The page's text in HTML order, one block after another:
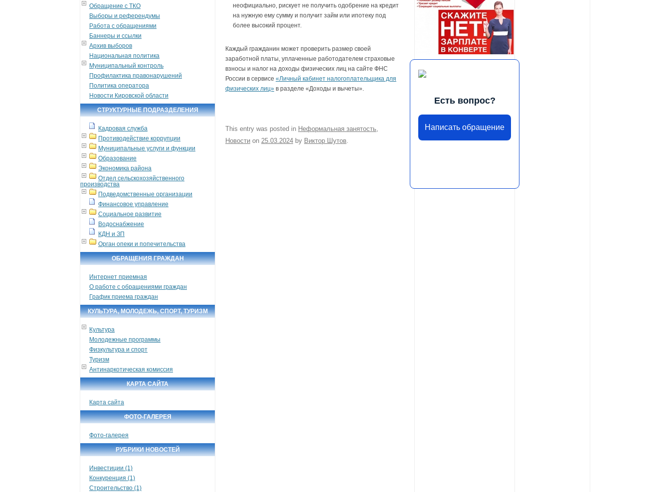
Обращение с ТКО
Выборы и референдумы
Работа с обращениями
Баннеры и ссылки
Архив выборов
Национальная политика
Муниципальный контроль
Профилактика правонарушений
Политика оператора
Новости Кировской области
СТРУКТУРНЫЕ ПОДРАЗДЕЛЕНИЯ
Кадровая служба
Противодействие коррупции
Муниципальные услуги и функции
Образование
Экономика района
Отдел сельскохозяйственного
производства
Подведомственные организации
Финансовое управление
Социальное развитие
Водоснабжение
КДН и ЗП
Орган опеки и попечительства
ОБРАЩЕНИЯ ГРАЖДАН
Интернет приемная
О работе с обращениями граждан
График приема граждан
КУЛЬТУРА, МОЛОДЕЖЬ, СПОРТ, ТУРИЗМ
Культура
Молодежные программы
Физкультура и спорт
Туризм
Антинаркотическая комиссия
КАРТА САЙТА
Карта сайта
ФОТО-ГАЛЕРЕЯ
Фото-галерея
РУБРИКИ НОВОСТЕЙ
Инвестиции (1)
Конкуренция (1)
Строительство (1)
неофициально, рискует не получить одобрение на кредит
на нужную ему сумму и получит займ или ипотеку под
более высокий процент.
Каждый гражданин может проверить размер своей
заработной платы, уплаченные работодателем страховые
взносы и налог на доходы физических лиц на сайте ФНС
России в сервисе «Личный кабинет налогоплательщика для
физических лиц» в разделе «Доходы и вычеты».
This entry was posted in Неформальная занятость,
Новости on 25.03.2024 by Виктор Шутов.
Есть вопрос?
Написать обращение